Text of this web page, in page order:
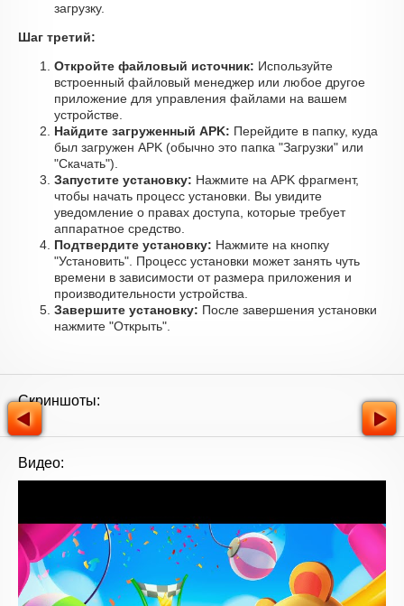
загрузку.
Шаг третий:
Откройте файловый источник: Используйте
встроенный файловый менеджер или любое другое
приложение для управления файлами на вашем
устройстве.
Найдите загруженный APK: Перейдите в папку, куда
был загружен APK (обычно это папка "Загрузки" или
"Скачать").
Запустите установку: Нажмите на APK фрагмент,
чтобы начать процесс установки. Вы увидите
уведомление о правах доступа, которые требует
аппаратное средство.
Подтвердите установку: Нажмите на кнопку
"Установить". Процесс установки может занять чуть
времени в зависимости от размера приложения и
производительности устройства.
Завершите установку: После завершения установки
нажмите "Открыть".
Скриншоты:
Видео: